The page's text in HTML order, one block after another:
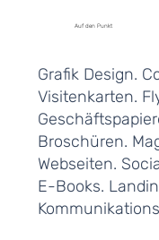
Auf den Punkt
Grafik Design.
Visitenkarten.
Broschüren.
Webseiten.
E-Books.